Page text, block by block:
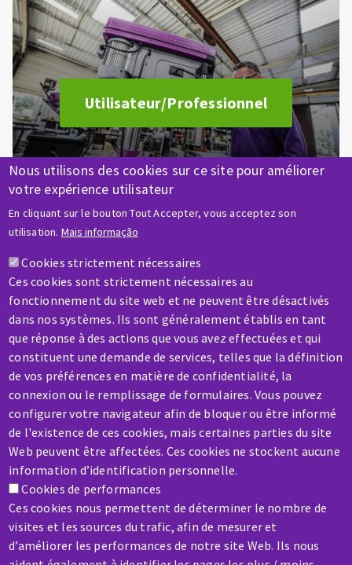
Nous utilisons des cookies sur ce site pour améliorer
votre expérience utilisateur
En cliquant sur le bouton Tout Accepter, vous acceptez son
utilisation. Mais informação
Cookies strictement nécessaires
Ces cookies sont strictement nécessaires au
fonctionnement du site web et ne peuvent être désactivés
dans nos systèmes. Ils sont généralement établis en tant
que réponse à des actions que vous avez effectuées et qui
constituent une demande de services, telles que la définition
de vos préférences en matière de confidentialité, la
connexion ou le remplissage de formulaires. Vous pouvez
configurer votre navigateur afin de bloquer ou être informé
de l'existence de ces cookies, mais certaines parties du site
Web peuvent être affectées. Ces cookies ne stockent aucune
information d’identification personnelle.
Cookies de performances
Ces cookies nous permettent de déterminer le nombre de
visites et les sources du trafic, afin de mesurer et
d’améliorer les performances de notre site Web. Ils nous
Utilisateur/Professionnel
Empreinte Responsable